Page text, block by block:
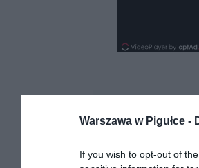
Warszawa w Pigułce -
If you wish to opt-out of